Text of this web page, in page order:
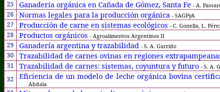
25 Ganadería orgánica en Cañada de Gómez, Santa Fe - A.
26 Normas legales para la producción orgánica - SAGPyA
27 Producción de carne en sistemas ecológicos - C. Gonella, L.
28 Productos orgánicos - Agroalimentos Argentinos II
29 Ganadería argentina y trazabilidad - S. A. Garrido
30 Trazabilidad de carnes ovinas en regiones
31 Trazabilidad de carnes: sistemas, coyuntura y futuro - S. A.
32 Eficiencia de un modelo de leche orgánica bovina
Abdala